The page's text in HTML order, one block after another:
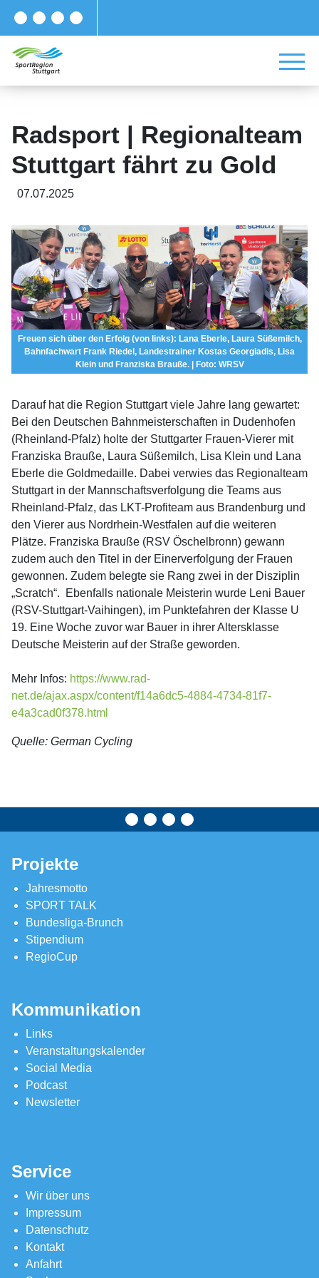
Radsport | Regionalteam
Stuttgart fährt zu Gold
07.07.2025
Freuen sich über den Erfolg (von links): Lana Eberle, Laura Süßemilch,
Bahnfachwart Frank Riedel, Landestrainer Kostas Georgiadis, Lisa
Klein und Franziska Brauße. | Foto: WRSV
Darauf hat die Region Stuttgart viele Jahre lang gewartet:
Bei den Deutschen Bahnmeisterschaften in Dudenhofen
(Rheinland-Pfalz) holte der Stuttgarter Frauen-Vierer mit
Franziska Brauße, Laura Süßemilch, Lisa Klein und Lana
Eberle die Goldmedaille. Dabei verwies das Regionalteam
Stuttgart in der Mannschaftsverfolgung die Teams aus
Rheinland-Pfalz, das LKT-Profiteam aus Brandenburg und
den Vierer aus Nordrhein-Westfalen auf die weiteren
Plätze. Franziska Brauße (RSV Öschelbronn) gewann
zudem auch den Titel in der Einerverfolgung der Frauen
gewonnen. Zudem belegte sie Rang zwei in der Disziplin
„Scratch“. Ebenfalls nationale Meisterin wurde Leni Bauer
(RSV-Stuttgart-Vaihingen), im Punktefahren der Klasse U
19. Eine Woche zuvor war Bauer in ihrer Altersklasse
Deutsche Meisterin auf der Straße geworden.
Mehr Infos: https://www.rad-
net.de/ajax.aspx/content/f14a6dc5-4884-4734-81f7-
e4a3cad0f378.html
Quelle: German Cycling
Projekte
Jahresmotto
SPORT TALK
Bundesliga-Brunch
Stipendium
RegioCup
Kommunikation
Links
Veranstaltungskalender
Social Media
Podcast
Newsletter
Service
Wir über uns
Impressum
Datenschutz
Kontakt
Anfahrt